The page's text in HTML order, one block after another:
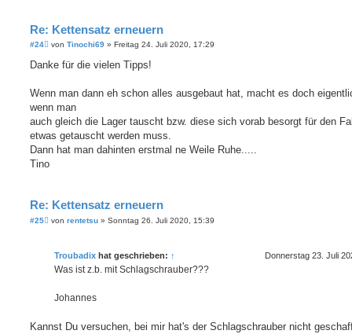
Re: Kettensatz erneuern
#24
B
i
a
von Tinochi69 » Freitag 24. Juli 2020, 17:29
Danke für die vielen Tipps!
Wenn man dann eh schon alles ausgebaut hat, macht es doch
wenn man
auch gleich die Lager tauscht bzw. diese sich vorab besorgt für den
etwas getauscht werden muss.
Dann hat man dahinten erstmal ne Weile Ruhe.....
Tino
Re: Kettensatz erneuern
#25
Bvon rentetsu » Sonntag 26. Juli 2020, 15:39
Troubadix hat geschrieben: ↑ Donnerstag 23. Juli
Was ist z.b. mit Schlagschrauber???
Johannes
Kannst Du versuchen, bei mir hat's der Schlagschrauber nicht